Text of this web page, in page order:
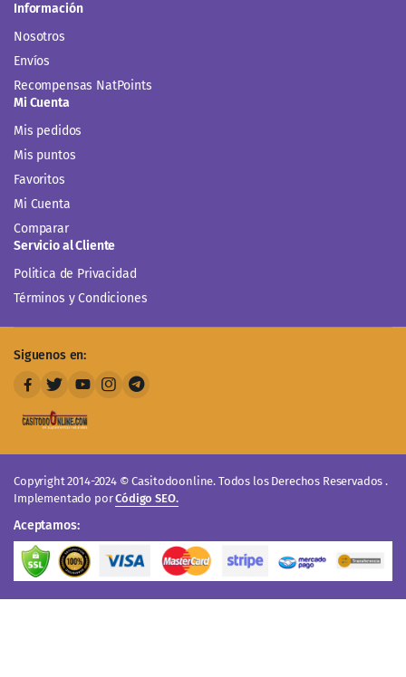
Información
Nosotros
Envíos
Recompensas NatPoints
Mi Cuenta
Mis pedidos
Mis puntos
Favoritos
Mi Cuenta
Comparar
Servicio al Cliente
Politica de Privacidad
Términos y Condiciones
Siguenos en:
Copyright 2014-2024 © Casitodoonline. Todos los Derechos Reservados .
Implementado porCódigo SEO.
Aceptamos: